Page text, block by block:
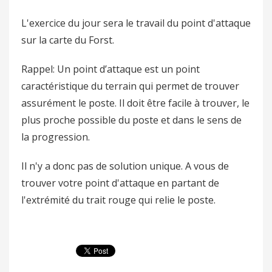
L'exercice du jour sera le travail du point d'attaque
sur la carte du Forst.
Rappel: Un point d’attaque est un point
caractéristique du terrain qui permet de trouver
assurément le poste. Il doit être facile à trouver, le
plus proche possible du poste et dans le sens de
la progression.
Il n'y a donc pas de solution unique. A vous de
trouver votre point d'attaque en partant de
l'extrémité du trait rouge qui relie le poste.